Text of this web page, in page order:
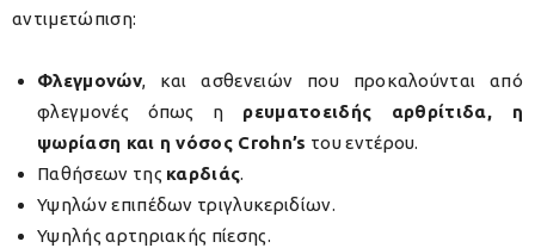
αντιμετώπιση:
Φλεγμονών, και ασθενειών που προκαλούνται από
φλεγμονές όπως η ρευματοειδής αρθρίτιδα, η
ψωρίαση και η νόσος Crohn’s του εντέρου.
Παθήσεων της καρδιάς.
Υψηλών επιπέδων τριγλυκεριδίων.
Υψηλής αρτηριακής πίεσης.